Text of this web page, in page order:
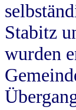
Stabitz
wurden